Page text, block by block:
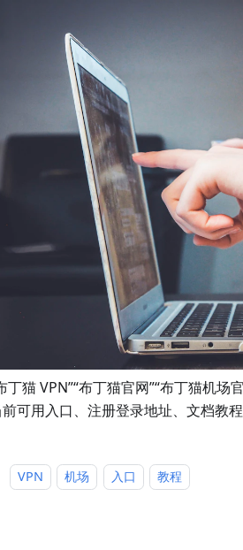
丁猫 VPN”“布丁猫官网”“布丁猫机
可用入口、注册登录地址、文档教
VPN 机场 入口 教程